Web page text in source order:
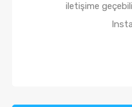
iletişime